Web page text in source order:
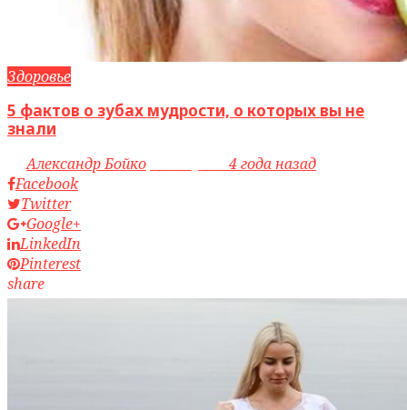
Здоровье
5 фактов о зубах мудрости, о которых вы не
знали
byАлександр Бойко
4 года назад
Facebook
Twitter
Google+
LinkedIn
Pinterest
share